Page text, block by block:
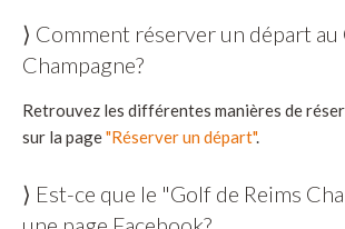
⟩ Comment réserver un départ au
Champagne?
Retrouvez les différentes manières de
sur la page"Réserver un départ".
⟩ Est-ce que le "Golf de Reims